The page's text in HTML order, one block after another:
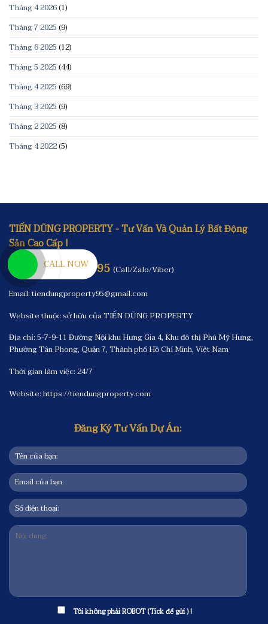
Tháng 4 2026(1)
Tháng 7 2025(9)
Tháng 6 2025(12)
Tháng 5 2025(44)
Tháng 4 2025(69)
Tháng 3 2025(9)
Tháng 2 2025(8)
Tháng 4 2022(5)
TIẾN DŨNG PROPERTY - Tư Vấn Và Quản Lý Bất Động
Sản Cao Cấp !
Hotline: 0909.527.795 (Call/Zalo/Viber)
Email: tiendungproperty95@gmail.com
Website thuộc sở hữu của TIẾN DŨNG PROPERTY
Địa chỉ: 5-7-9-11 Đường Nội khu Hưng Gia 4, Khu đô thị Phú Mỹ Hưng,
Phường Tân Phong, Quận 7, Thành phố Hồ Chí Minh, Việt Nam
Thời gian làm việc: 24/7
Website:https://tiendungproperty.com
Đăng Ký Tư Vấn Dự Án:
Tôi không phải ROBOT (Tick để gửi ) !
CALL NOW